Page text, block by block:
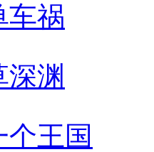
车祸
深渊
王国